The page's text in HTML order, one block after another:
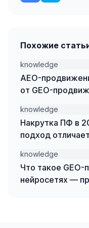
EMAIL-МАРКЕТИНГ
Почтовые
Автоматизация
A/B тестирование
Сегментация базы
Персонализация
Похожие
knowledge
AEO-
от GEO-
knowledge
Накрутка ПФ в
подход
knowledge
Что такое GEO-
нейросетях —